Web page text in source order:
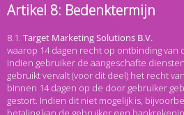
Artikel 8: Bedenktermijn
8.1.
waarop 14 dagen recht op ontbinding van
Indien gebruiker de aangeschafte
gebruikt vervalt (voor dit deel) het recht
binnen 14 dagen op de door gebruiker
gestort. Indien dit niet mogelijk is,